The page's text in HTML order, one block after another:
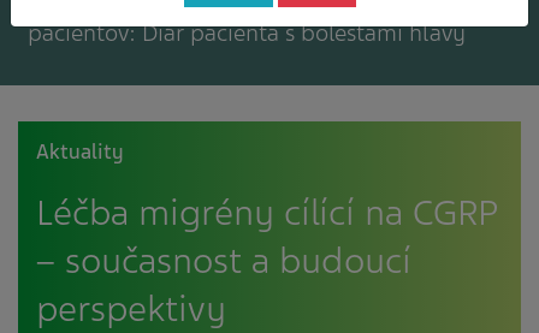
pacientov: Diár pacienta s bolesťami hlavy
Aktuality
Léčba migrény cílící na CGRP
– současnost a budoucí
perspektivy